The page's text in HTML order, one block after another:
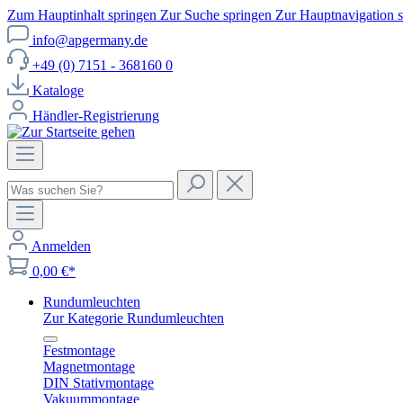
Zum Hauptinhalt springen Zur Suche springen Zur Hauptnavigation
info@apgermany.de
+49 (0) 7151 - 368160 0
Kataloge
Händler-Registrierung
Anmelden
0,00 €*
Rundumleuchten
Zur Kategorie Rundumleuchten
Festmontage
Magnetmontage
DIN Stativmontage
Vakuummontage